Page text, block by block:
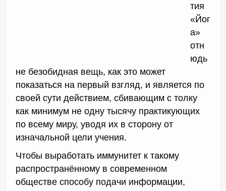
тия
«Йог
а»
отн
юдь
не безобидная вещь, как это может
показаться на первый взгляд, и является по
своей сути действием, сбивающим с толку
как минимум не одну тысячу практикующих
по всему миру, уводя их в сторону от
изначальной цели учения.
Чтобы выработать иммунитет к такому
распространённому в современном
обществе способу подачи информации,